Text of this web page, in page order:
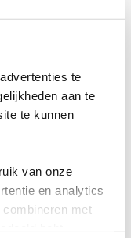
te
aan te
te kunnen
van onze
en analytics
met
in 1967
als de
De
kunstcollectie,
voor